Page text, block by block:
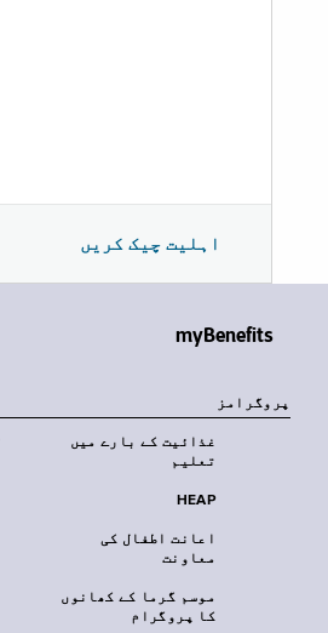
اہلیت چیک کریں
myBenefits
پروگرامز
غذائیت کے بارے میں
تعلیم
HEAP
اعانت اطفال کی
معاونت
موسم گرما کے کھانوں
کا پروگرام